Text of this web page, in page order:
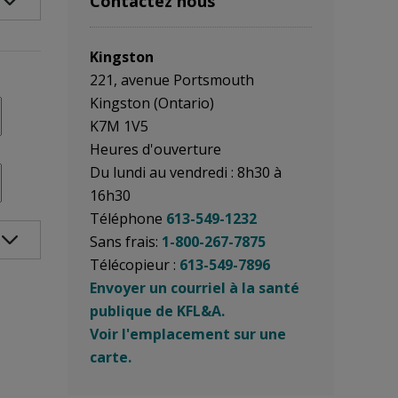
Kingston
221, avenue Portsmouth
Kingston (Ontario)
K7M 1V5
Heures d'ouverture
Du lundi au vendredi : 8h30 à
16h30
Téléphone 613-549-1232
Sans frais: 1-800-267-7875
Télécopieur : 613-549-7896
Envoyer un courriel à la santé
publique de KFL&A.
Voir l'emplacement sur une
carte.